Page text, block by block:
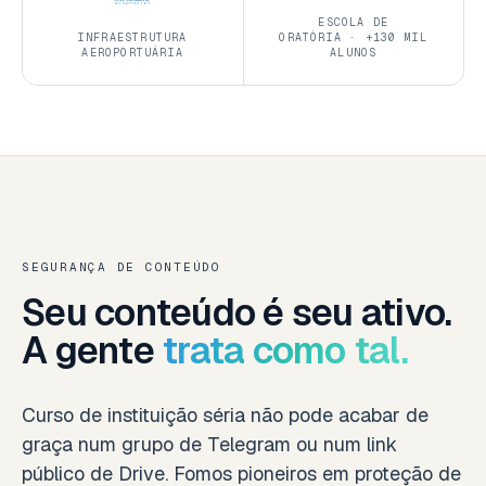
INFRAESTRUTURA
AEROPORTUÁRIA
ESCOLA DE
ORATÓRIA · +130 MIL
ALUNOS
SEGURANÇA DE CONTEÚDO
Seu conteúdo é seu ativo.
A gente trata como tal.
Curso de instituição séria não pode acabar de
graça num grupo de Telegram ou num link
público de Drive. Fomos pioneiros em proteção de